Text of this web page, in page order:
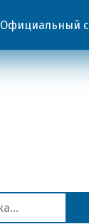
Официальный